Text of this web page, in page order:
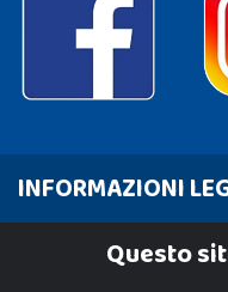
INFORMAZIONI
Cookie PolicyQuesto